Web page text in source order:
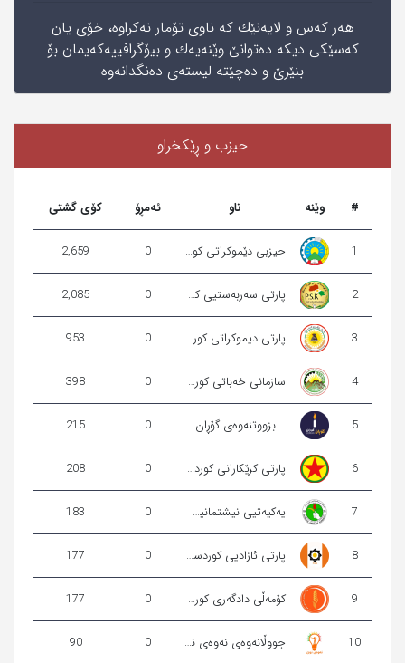
هه‌ر كه‌س و لایه‌نێك كه‌ ناوی‌ تۆمار نه‌كراوه‌، خۆی‌ یان
كه‌سێكی‌ دیكه‌ ده‌توانێ‌ وێنه‌یه‌ك و بیۆگرافییه‌كه‌یمان‌ بۆ
بنێرێ‌ و ده‌چێته‌ لیسته‌ی‌ ده‌نگدانه‌وه
حیزب و ڕێکخراو
# وێنه‌ ناو ئەمڕۆ کۆی گشتی
1 حیزبی دێموکراتی کوردستانی ئێران 0
2,659
2 پارتی سەربەستیی كوردستان 0
2,085
3 پارتی دیموکراتی کوردستان 0
953
4 سازمانی‌ خەباتی‌ کوردستانی‌ ئێران 0
398
5 بزووتنەوەی گۆڕان 0
215
6 پارتی کرێکارانی کوردستان 0
208
7 یەکیەتیی‌ نیشتمانیی کوردستان 0
183
8 پارتی ئازادیی کوردستان 0
177
9 كۆمه‌ڵی دادگه‌ری كوردستان 0
177
10 جووڵانەوەی نەوەی نوێ 0
90